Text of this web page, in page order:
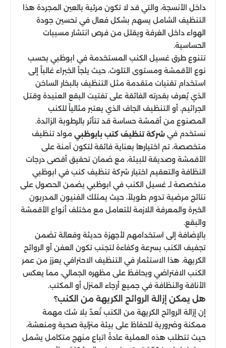
داخل الأنسجة، والتي قد لا تكون مرئية بالعين المجردة هذا
التنظيف الشامل يسهم بشكل فعال في تحسين جودة
الهواء داخل الغرفة ويقلل من فرص انتشار مسببات
الحساسية.
تتنوع طرق غسيل الكنب المستخدمة في ابوظبي بحسب
نوع الأقمشة ومستوى التلوث، حيث يلجأ الخبراء غالباً إلى
استخدام تقنيات متقدمة مثل التنظيف بالبخار الساخن
الذي يُعرف بقدرته الفائقة على تفتيت البقع العنيدة وقتل
الجراثيم، أو التنظيف الجاف الذي يعتبر مثالياً للكنب
المصنوع من أقمشة حساسة قد تتأثر بالرطوبة الزائدة.
نستخدم في شركة تنظيف كنب بابوظبي مواد تنظيف
متخصصة، تم اختيارها بعناية فائقة لتكون آمنة على
الأقمشة وصديقة للبيئة، مع ضمان تحقيق أقصى درجات
النظافة والتعقيم اختيار شركة تنظيف كنب في ابوظبي
متخصصة لـ غسيل الكنب في ابوظبي يضمن الحصول على
نتائج مرضية تدوم طويلاً، حيث يمتلك الفنيون المدربون
الخبرة والمعرفة اللازمة للتعامل مع مختلف أنواع الأقمشة
والبقع.
بالإضافة إلى استخدامهم لأجهزة حديثة وفعالة تضمن
تجفيف الكنب بسرعة وكفاءة لتجنب تكون العفن أو الروائح
الكريهة. هذا الاستثمار في التنظيف الاحترافي يعزز من عمر
الكنب الافتراضي ويحافظ على مظهره الجمالي، مما يعكس
الأناقة والنظافة في جميع أرجاء المنزل أو المكتب.
هل يمكن إزالة الروائح الكريهة من الكنب؟
إن إزالة الروائح الكريهة من الكنب تُعدّ بلا شك مهمة
ممكنة وضرورية للحفاظ على بيئة منزلية صحية ومنعشة،
حيث تتطلب هذه العملية عادةً اتباع منهج متكامل يشمل